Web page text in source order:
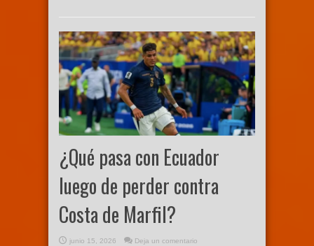
¿Qué pasa con Ecuador
luego de perder contra
Costa de Marfil?
junio 15, 2026 Deja un comentario